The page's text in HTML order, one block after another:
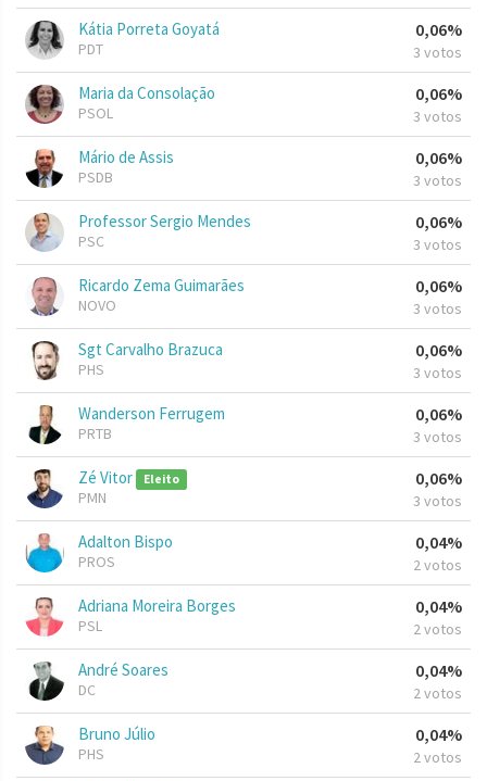
Kátia Porreta Goyatá
PDT
0,06%
3 votos
Maria da Consolação
PSOL
0,06%
3 votos
Mário de Assis
PSDB
0,06%
3 votos
Professor Sergio Mendes
PSC
0,06%
3 votos
Ricardo Zema Guimarães
NOVO
0,06%
3 votos
Sgt Carvalho Brazuca
PHS
0,06%
3 votos
Wanderson Ferrugem
PRTB
0,06%
3 votos
Zé Vitor Eleito
PMN
0,06%
3 votos
Adalton Bispo
PROS
0,04%
2 votos
Adriana Moreira Borges
PSL
0,04%
2 votos
André Soares
DC
0,04%
2 votos
Bruno Júlio
PHS
0,04%
2 votos